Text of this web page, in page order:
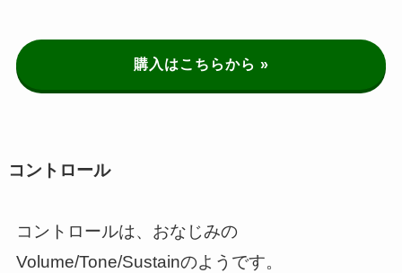
購入はこちらから »
コントロール
コントロールは、おなじみの
Volume/Tone/Sustainのようです。